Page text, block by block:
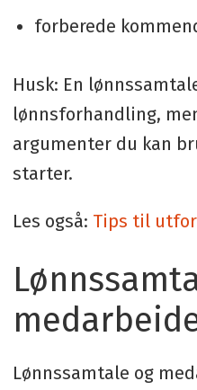
forberede
Husk: En
lønnsforhandling,
argumenter du kan
starter.
Les også: Tips til
Lønnssamtale og